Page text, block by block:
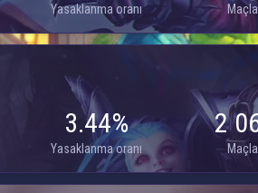
Yasaklanma oranı
3.44%
Yasaklanma oranı
2